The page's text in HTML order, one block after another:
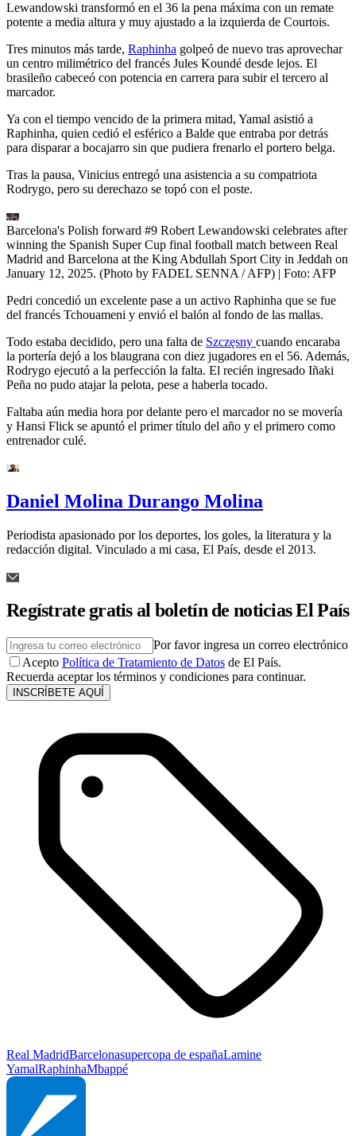
Lewandowski transformó en el 36 la pena máxima con un remate
potente a media altura y muy ajustado a la izquierda de Courtois.
Tres minutos más tarde, Raphinha golpeó de nuevo tras aprovechar
un centro milimétrico del francés Jules Koundé desde lejos. El
brasileño cabeceó con potencia en carrera para subir el tercero al
marcador.
Ya con el tiempo vencido de la primera mitad, Yamal asistió a
Raphinha, quien cedió el esférico a Balde que entraba por detrás
para disparar a bocajarro sin que pudiera frenarlo el portero belga.
Tras la pausa, Vinicius entregó una asistencia a su compatriota
Rodrygo, pero su derechazo se topó con el poste.
Barcelona's Polish forward #9 Robert Lewandowski celebrates after
winning the Spanish Super Cup final football match between Real
Madrid and Barcelona at the King Abdullah Sport City in Jeddah on
January 12, 2025. (Photo by FADEL SENNA / AFP) | Foto: AFP
Pedri concedió un excelente pase a un activo Raphinha que se fue
del francés Tchouameni y envió el balón al fondo de las mallas.
Todo estaba decidido, pero una falta de Szczęsny cuando encaraba
la portería dejó a los blaugrana con diez jugadores en el 56. Además,
Rodrygo ejecutó a la perfección la falta. El recién ingresado Iñaki
Peña no pudo atajar la pelota, pese a haberla tocado.
Faltaba aún media hora por delante pero el marcador no se movería
y Hansi Flick se apuntó el primer título del año y el primero como
entrenador culé.
Daniel Molina Durango Molina
Periodista apasionado por los deportes, los goles, la literatura y la
redacción digital. Vinculado a mi casa, El País, desde el 2013.
Regístrate gratis al boletín de noticias El País
Por favor ingresa un correo electrónico
Acepto Política de Tratamiento de Datos de El País.
Recuerda aceptar los términos y condiciones para continuar.
INSCRÍBETE AQUÍ
Real MadridBarcelonasupercopa de españaLamine
YamalRaphinhaMbappé